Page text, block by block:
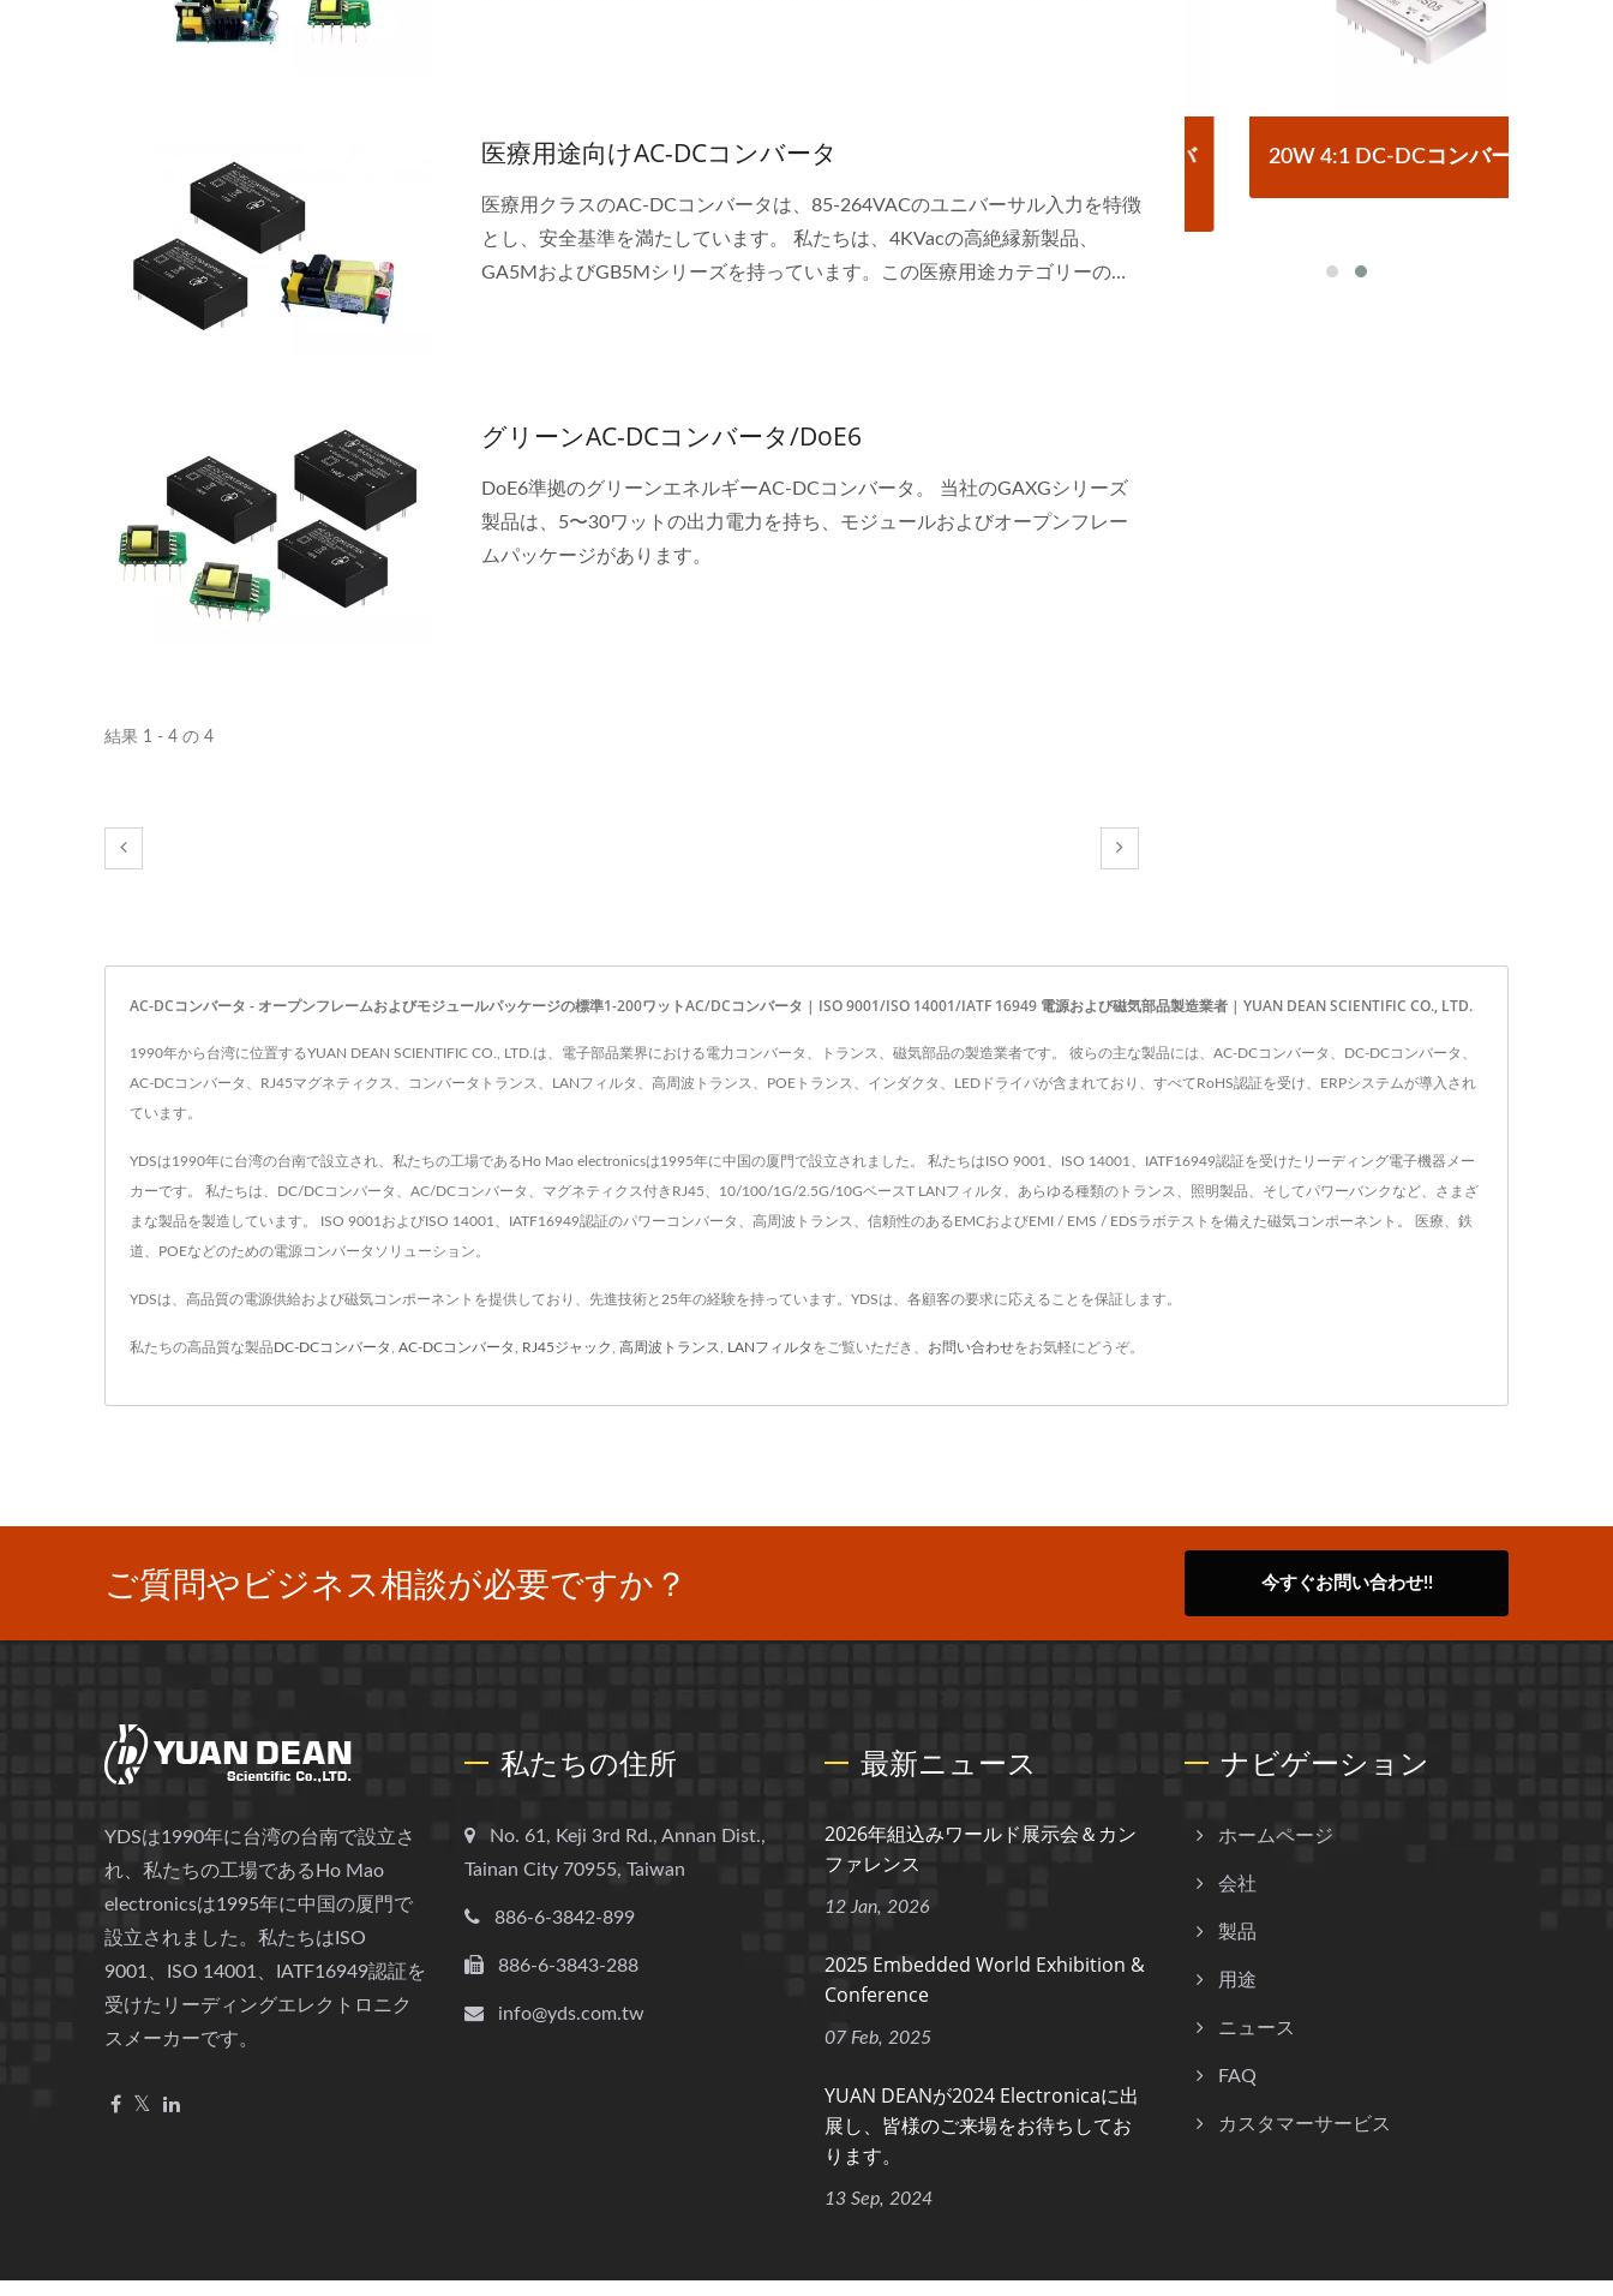
医療用途向けAC-DCコンバータ
医療用クラスのAC-DCコンバータは、85-264VACのユニバーサル入力を特徴
とし、安全基準を満たしています。 私たちは、4KVacの高絶縁新製品、
GA5MおよびGB5Mシリーズを持っています。この医療用途カテゴリーの製
グリーンAC-DCコンバータ/DoE6
DoE6準拠のグリーンエネルギーAC-DCコンバータ。 当社のGAXGシリーズ
製品は、5〜30ワットの出力電力を持ち、モジュールおよびオープンフレー
ムパッケージがあります。
結果 1 - 4 の 4
ハーフブリックDC-DCコンバ
ーター
20W 4:1 DC-DCコンバーター 20W 4:1 DC-DCコンバーター
AC-DCコンバータ - オープンフレームおよびモジュールパッケージの標準1-200ワットAC/DCコンバータ | ISO 9001/ISO 14001/IATF 16949 電源および磁気部品製造業者 | YUAN DEAN SCIENTIFIC CO., LTD.
1990年から台湾に位置するYUAN DEAN SCIENTIFIC CO., LTD.は、電子部品業界における電力コンバータ、トランス、磁気部品の製造業者です。 彼らの主な製品には、AC-DCコンバータ、DC-DCコンバータ、
AC-DCコンバータ、RJ45マグネティクス、コンバータトランス、LANフィルタ、高周波トランス、POEトランス、インダクタ、LEDドライバが含まれており、すべてRoHS認証を受け、ERPシステムが導入され
ています。
YDSは1990年に台湾の台南で設立され、私たちの工場であるHo Mao electronicsは1995年に中国の厦門で設立されました。 私たちはISO 9001、ISO 14001、IATF16949認証を受けたリーディング電子機器メー
カーです。 私たちは、DC/DCコンバータ、AC/DCコンバータ、マグネティクス付きRJ45、10/100/1G/2.5G/10GベースT LANフィルタ、あらゆる種類のトランス、照明製品、そしてパワーバンクなど、さまざ
まな製品を製造しています。 ISO 9001およびISO 14001、IATF16949認証のパワーコンバータ、高周波トランス、信頼性のあるEMCおよびEMI / EMS / EDSラボテストを備えた磁気コンポーネント。 医療、鉄
道、POEなどのための電源コンバータソリューション。
YDSは、高品質の電源供給および磁気コンポーネントを提供しており、先進技術と25年の経験を持っています。YDSは、各顧客の要求に応えることを保証します。
私たちの高品質な製品 DC-DCコンバータ AC-DCコンバータ RJ45ジャック 高周波トランス LANフィルタ をご覧いただき、 お問い合わせをお気軽にどうぞ。
ご質問やビジネス相談が必要ですか？ 今すぐお問い合わせ!!
YDSは1990年に台湾の台南で設立さ
れ、私たちの工場であるHo Mao
electronicsは1995年に中国の厦門で
設立されました。私たちはISO
9001、ISO 14001、IATF16949認証を
受けたリーディングエレクトロニク
スメーカーです。
私たちの住所
No. 61, Keji 3rd Rd., Annan Dist.,
Tainan City 70955, Taiwan
886-6-3842-899
886-6-3843-288
info@yds.com.tw
最新ニュース
2026年組込みワールド展示会＆カン
ファレンス
12 Jan, 2026
2025 Embedded World Exhibition &
Conference
07 Feb, 2025
YUAN DEANが2024 Electronicaに出
展し、皆様のご来場をお待ちしてお
ります。
13 Sep, 2024
ナビゲーション
ホームページ
会社
製品
用途
ニュース
FAQ
カスタマーサービス